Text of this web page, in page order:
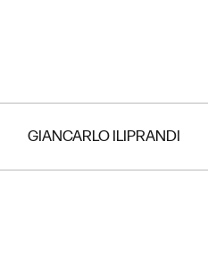
GIANCARLO ILIPRANDI